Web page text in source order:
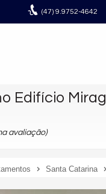
(47) 9.9752-4642
Edifício
avaliação)
Santa Catarina